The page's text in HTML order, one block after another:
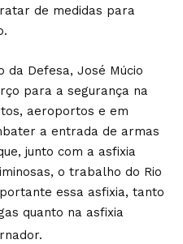
de medidas para
da Defesa, José Múcio
para a segurança na
aeroportos e em
a entrada de armas
junto com a asfixia
o trabalho do Rio
essa asfixia, tanto
quanto na asfixia